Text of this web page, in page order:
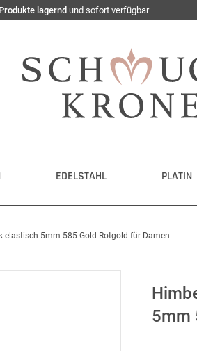
lagernd und sofort verfügbar
EDELSTAHL PLATIN
5mm 585 Gold Rotgold für Damen
5mm